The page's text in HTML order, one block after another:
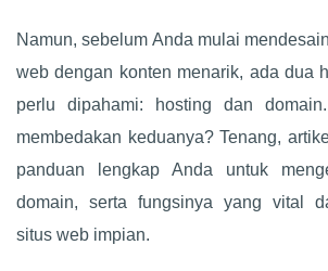
Namun, sebelum Anda mulai
web dengan konten menarik, ada dua
perlu dipahami: hosting dan
membedakan keduanya? Tenang,
panduan lengkap Anda untuk
domain, serta fungsinya yang vital
situs web impian.